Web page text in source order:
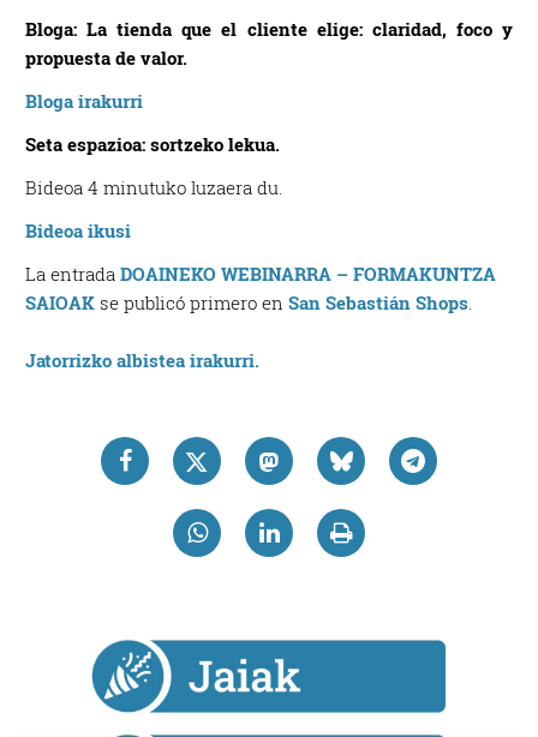
Bloga: La tienda que el cliente elige: claridad, foco y
propuesta de valor.
Bloga irakurri
Seta espazioa: sortzeko lekua.
Bideoa 4 minutuko luzaera du.
Bideoa ikusi
La entradaDOAINEKO WEBINARRA – FORMAKUNTZA
SAIOAK se publicó primero enSan Sebastián Shops.
Jatorrizko albistea irakurri.